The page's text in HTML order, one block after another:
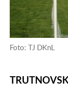
Foto: TJ DKnL